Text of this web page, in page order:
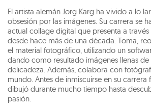
El artista alemán Jorg Karg ha vivido a lo
obsesión por las imágenes. Su carrera se
actual collage digital que presenta a través
desde hace más de una década. Toma,
el material fotográfico, utilizando un
dando como resultado imágenes llenas de
delicadeza. Además, colabora con
mundo. Antes de inmiscuirse en su
dibujó durante mucho tiempo hasta
pasión.